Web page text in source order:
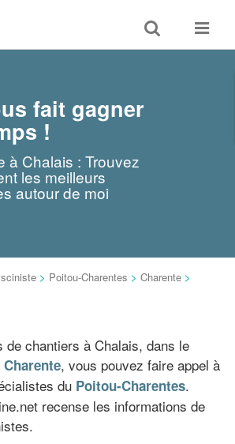
Toggle
search
Toggle
fait gagner
!
à Chalais : Trouvez
les meilleurs
autour de moi
> Poitou-Charentes > Charente >
de chantiers à Chalais, dans le
Charente, vous pouvez faire appel à
du Poitou-Charentes.
recense les informations de